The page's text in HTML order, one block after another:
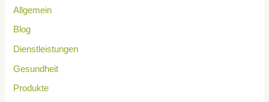
Allgemein
Blog
Dienstleistungen
Gesundheit
Produkte